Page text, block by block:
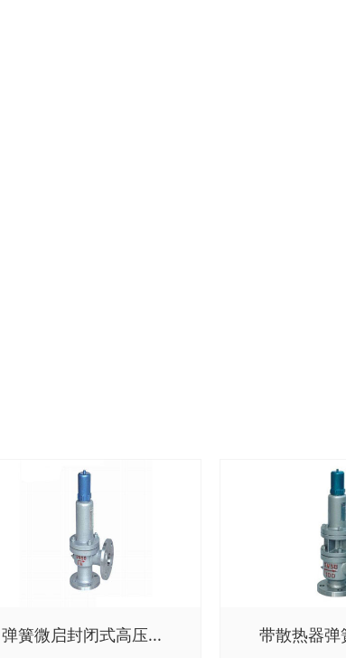
弹簧微启封闭式高压... 带散热器弹